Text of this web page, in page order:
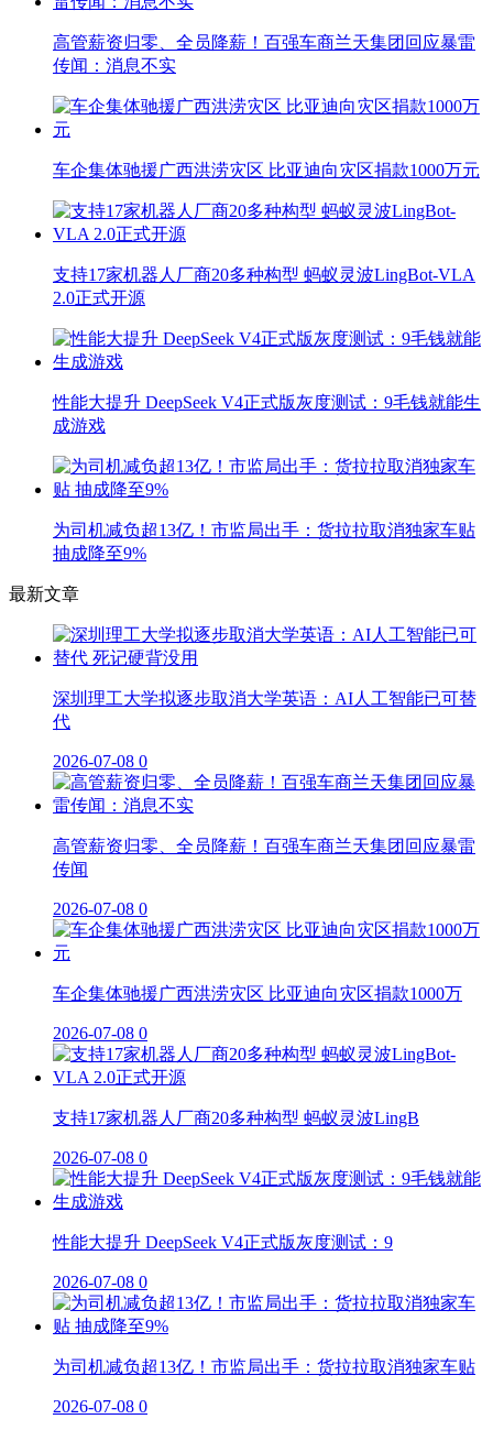
高管薪资归零、全员降薪！百强车商兰天集团回应暴雷
传闻：消息不实
车企集体驰援广西洪涝灾区 比亚迪向灾区捐款1000万元
支持17家机器人厂商20多种构型 蚂蚁灵波LingBot-VLA
2.0正式开源
性能大提升 DeepSeek V4正式版灰度测试：9毛钱就能生
成游戏
为司机减负超13亿！市监局出手：货拉拉取消独家车贴
抽成降至9%
最新文章
深圳理工大学拟逐步取消大学英语：AI人工智能已可替
代
2026-07-08 0
高管薪资归零、全员降薪！百强车商兰天集团回应暴雷
传闻
2026-07-08 0
车企集体驰援广西洪涝灾区 比亚迪向灾区捐款1000万
2026-07-08 0
支持17家机器人厂商20多种构型 蚂蚁灵波LingB
2026-07-08 0
性能大提升 DeepSeek V4正式版灰度测试：9
2026-07-08 0
为司机减负超13亿！市监局出手：货拉拉取消独家车贴
2026-07-08 0